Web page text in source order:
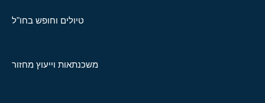
טיולים וחופש בחו"ל
משכנתאות וייעוץ מחזור